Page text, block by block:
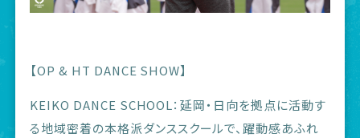
【OP & HT DANCE SHOW】
KEIKO DANCE SCHOOL：延岡・日向を拠点に活動す
る地域密着の本格派ダンススクールで、躍動感あふれ